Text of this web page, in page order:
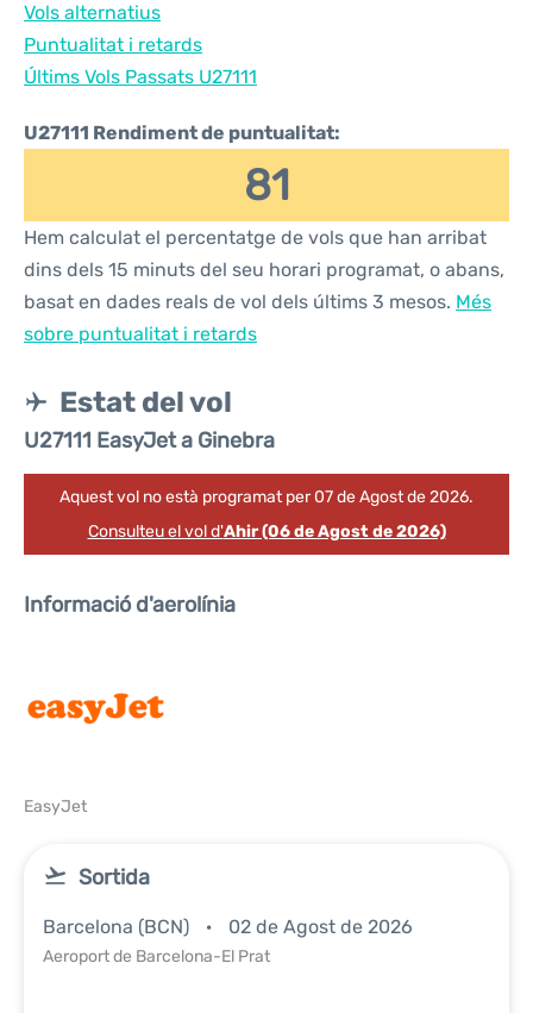
Vols alternatius
Puntualitat i retards
Últims Vols Passats U27111
U27111 Rendiment de puntualitat:
81
Hem calculat el percentatge de vols que han arribat
dins dels 15 minuts del seu horari programat, o abans,
basat en dades reals de vol dels últims 3 mesos. Més
sobre puntualitat i retards
Estat del vol
U27111 EasyJet a Ginebra
Aquest vol no està programat per 07 de Agost de 2026.
Consulteu el vol d'Ahir (06 de Agost de 2026)
Informació d'aerolínia
EasyJet
Sortida
Barcelona (BCN) 02 de Agost de 2026
Aeroport de Barcelona-El Prat